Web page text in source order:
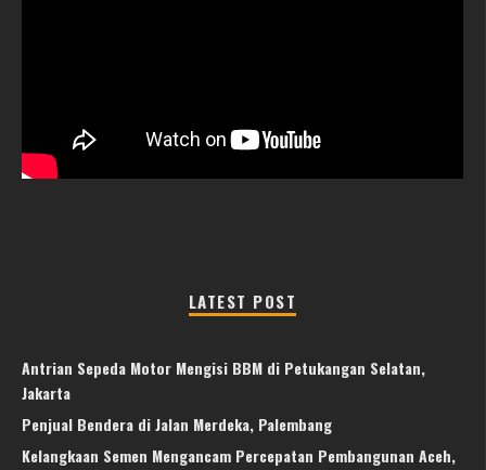
LATEST POST
Antrian Sepeda Motor Mengisi BBM di Petukangan Selatan,
Jakarta
Penjual Bendera di Jalan Merdeka, Palembang
Kelangkaan Semen Mengancam Percepatan Pembangunan Aceh,